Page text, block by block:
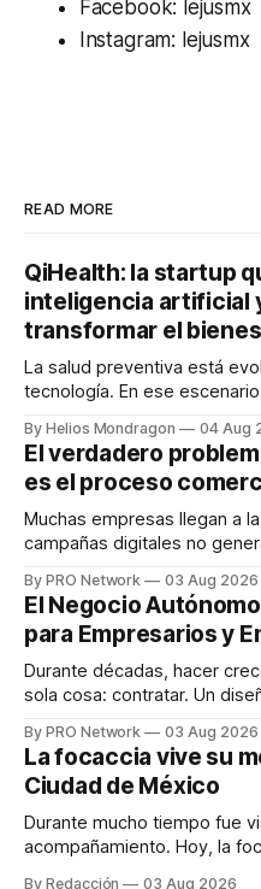
Facebook: lejusmx
Instagram: lejusmx
READ MORE
QiHealth: la startup
inteligencia artificial
transformar el
La salud preventiva está
tecnología. En ese
dispositivos inteligentes,
en tiempo real para ayudar
decisiones sobre su salud
responder
By Helios Mondragon 04 Aug
El verdadero
es el proceso
Muchas empresas llegan a
campañas digitales no
INTERIUS, el problema suele
una entrevista para el
marketing digital explicó que
By PRO Network 03 Aug 2026
El Negocio
para Empresarios y
Durante décadas, hacer
sola cosa: contratar. Un
para los textos, alguien que
para encontrar prospectos,
llamadas y mensajes, y
By PRO Network 03 Aug 2026
La focaccia vive su
Ciudad de México
Durante mucho tiempo fue
acompañamiento. Hoy, la
By Redacción 03 Aug 2026